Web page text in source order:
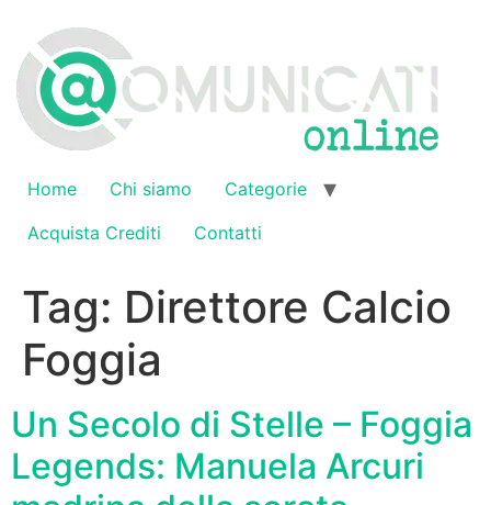
contenuto
Home Chi siamo
Categorie
Acquista Crediti
Contatti
Tag: Direttore Calcio
Foggia
Un Secolo di Stelle – Foggia
Legends: Manuela Arcuri